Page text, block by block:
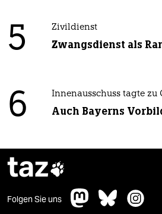
5 Zivildienst
Zwangsdienst als
6 Innenausschuss tagte zu
Auch Bayerns
taz
Folgen Sie uns